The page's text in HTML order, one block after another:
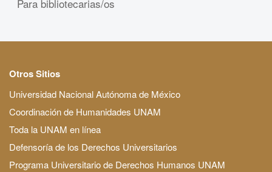
Para bibliotecarias/os
Otros Sitios
Universidad Nacional Autónoma de México
Coordinación de Humanidades UNAM
Toda la UNAM en línea
Defensoría de los Derechos Universitarios
Programa Universitario de Derechos Humanos UNAM